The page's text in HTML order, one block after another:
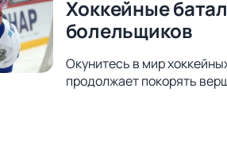
Хоккейные
болельщиков
Окунитесь в мир
продолжает покорять